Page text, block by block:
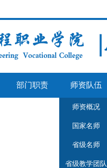
部门职责 师资队伍
师资概况
国家名师
省级名师
省级教学团队